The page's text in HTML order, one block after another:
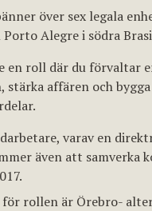
över sex legala
Alegre i södra
en roll där du förvaltar
stärka affären och
varav en
även att
rollen är Örebro-